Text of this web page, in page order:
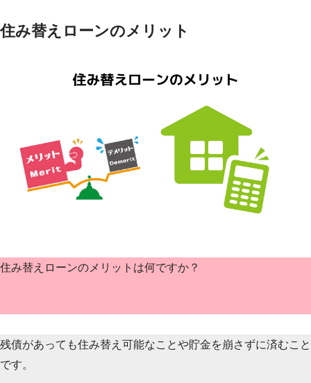
住み替えローンのメリット
住み替えローンのメリットは何ですか？
残債があっても住み替え可能なことや貯金を崩さずに済むこと
です。